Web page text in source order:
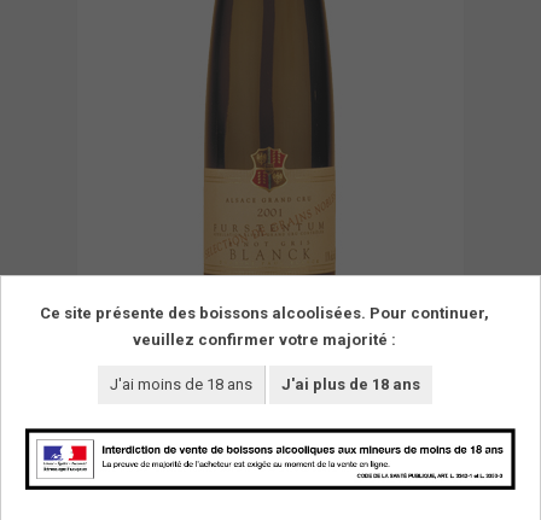
Ce site présente des boissons alcoolisées. Pour continuer,
veuillez confirmer votre majorité :
J'ai moins de 18 ans J'ai plus de 18 ans